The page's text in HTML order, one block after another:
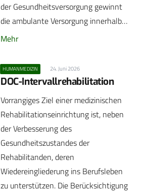
der Gesundheitsversorgung gewinnt
die ambulante Versorgung innerhalb…
Mehr
HUMANMEDIZIN 24. Juni 2026
DOC-Intervallrehabilitation
Vorrangiges Ziel einer medizinischen
Rehabilitationseinrichtung ist, neben
der Verbesserung des
Gesundheitszustandes der
Rehabilitanden, deren
Wiedereingliederung ins Berufsleben
zu unterstützen. Die Berücksichtigung